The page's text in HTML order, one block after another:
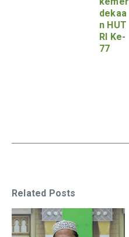
dekaa
n HUT
RI Ke-
77
Related Posts